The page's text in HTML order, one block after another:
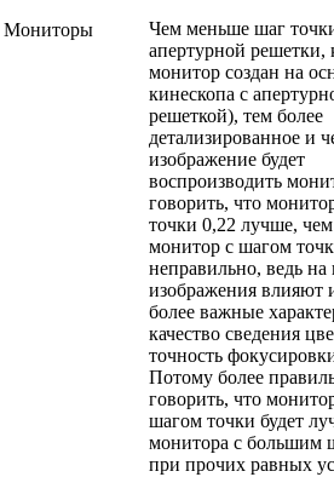
Мониторы
Чем меньше шаг
апертурной решетки,
монитор создан на
кинескопа с
решеткой), тем более
детализированное и
изображение будет
воспроизводить
говорить, что
точки 0,22 лучше,
монитор с шагом
неправильно, ведь на
изображения влияют
более важные
качество сведения
точность
Потому более
говорить, что
шагом точки будет
монитора с большим
при прочих равных